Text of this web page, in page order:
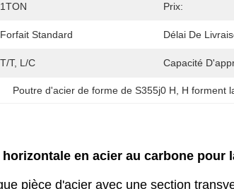
1TON Prix:
Forfait Standard Délai De
T/T, L/C Capacité
Poutre d'acier de forme de S355j0 H H forment
en acier au carbone pour
pièce d'acier avec une section